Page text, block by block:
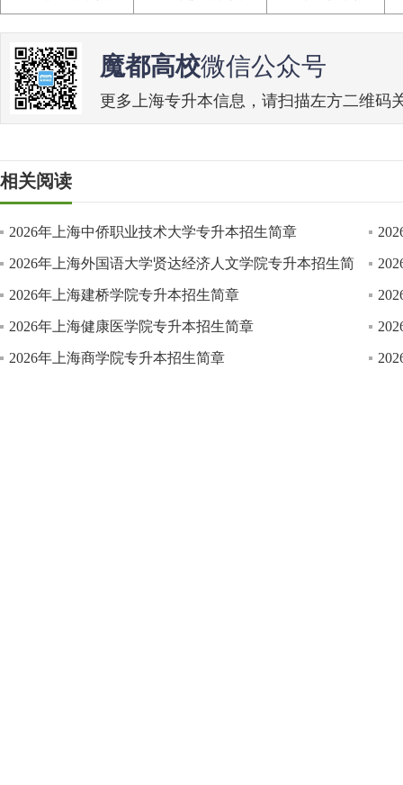
魔都高校微信公众号
更多上海专升本信息，请扫描左方二维码
相关阅读
2026年上海中侨职业技术大学专升本招生简章
2026年上海外国语大学贤达经济人文学院专升本招生简
2026年上海建桥学院专升本招生简章
2026年上海健康医学院专升本招生简章
2026年上海商学院专升本招生简章